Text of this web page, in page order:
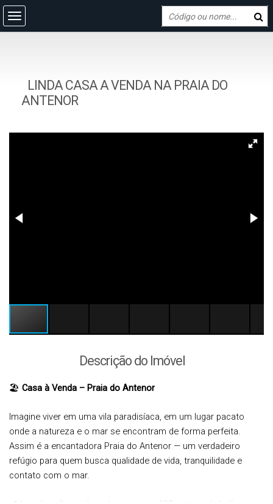
LINDA CASA A VENDA NA PRAIA DO
ANTENOR
Descrição do Imóvel
🏖️ Casa à Venda – Praia do Antenor
Imagine viver em uma vila paradisíaca, em um lugar pacato
onde a natureza e o mar se encontram de forma perfeita.
Assim é a encantadora Praia do Antenor — um verdadeiro
refúgio para quem busca qualidade de vida, tranquilidade e
contato com o mar.